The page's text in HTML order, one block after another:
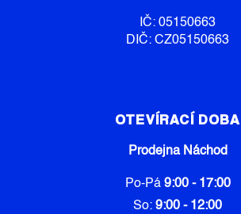
IČ: 05150663
DIČ: CZ05150663
OTEVÍRACÍ DOBA
Prodejna Náchod
Po-Pá 9:00 - 17:00
So: 9:00 - 12:00